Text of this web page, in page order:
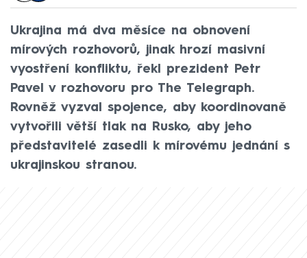
Ukrajina má dva měsíce na obnovení
mírových rozhovorů, jinak hrozí masivní
vyostření konfliktu, řekl prezident Petr
Pavel v rozhovoru pro The Telegraph.
Rovněž vyzval spojence, aby koordinovaně
vytvořili větší tlak na Rusko, aby jeho
představitelé zasedli k mírovému jednání s
ukrajinskou stranou.